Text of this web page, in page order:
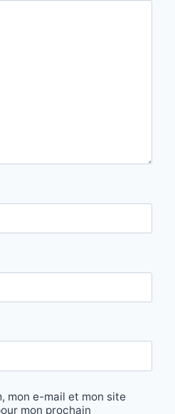
mon e-mail et mon site
mon prochain